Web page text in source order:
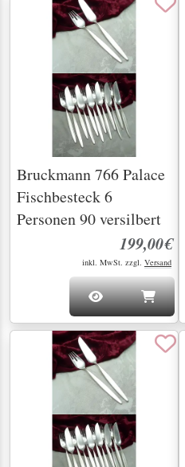
Bruckmann 766 Palace
Fischbesteck 6
Personen 90 versilbert
199,00€
inkl. MwSt. zzgl. Versand